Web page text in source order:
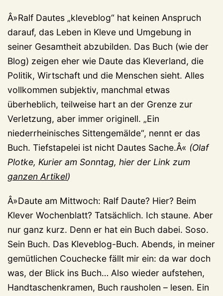
Â»Ralf Dautes „kleveblog“ hat keinen Anspruch
darauf, das Leben in Kleve und Umgebung in
seiner Gesamtheit abzubilden. Das Buch (wie der
Blog) zeigen eher wie Daute das Kleverland, die
Politik, Wirtschaft und die Menschen sieht. Alles
vollkommen subjektiv, manchmal etwas
überheblich, teilweise hart an der Grenze zur
Verletzung, aber immer originell. „Ein
niederrheinisches Sittengemälde“, nennt er das
Buch. Tiefstapelei ist nicht Dautes Sache.Â« (Olaf
Plotke, Kurier am Sonntag, hier der Link zum
ganzen Artikel)
Â»Daute am Mittwoch: Ralf Daute? Hier? Beim
Klever Wochenblatt? Tatsächlich. Ich staune. Aber
nur ganz kurz. Denn er hat ein Buch dabei. Soso.
Sein Buch. Das Kleveblog-Buch. Abends, in meiner
gemütlichen Couchecke fällt mir ein: da war doch
was, der Blick ins Buch… Also wieder aufstehen,
Handtaschenkramen, Buch rausholen – lesen. Ein